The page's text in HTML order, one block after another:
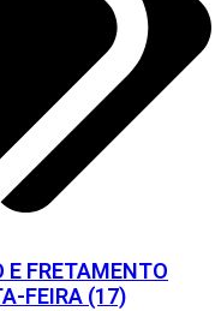
E FRETAMENTO
FEIRA (17)